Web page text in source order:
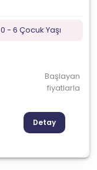
0 - 6 Çocuk Yaşı
Başlayan
fiyatlarla
Detay